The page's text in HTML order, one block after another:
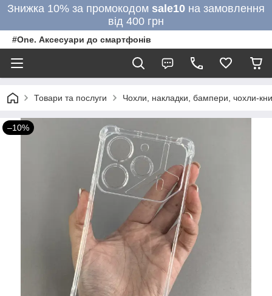
Знижка 10% за промокодом sale10 на замовлення
від 400 грн
#One. Аксесуари до смартфонів
Товари та послуги Чохли, накладки, бампери, чохли-
–10%